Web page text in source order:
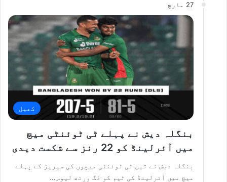
27 مارچ
کھیل
بنگلہ دیش نے پہلے ٹی ٹوئنٹی میچ
میں آئرلینڈ کو 22 رنز سے شکست دیدی
بنگلہ دیش نے تین ٹی ٹوئنٹی میچوں کی سیریز کے پہلے
میچ میں آئرلینڈ کی ٹیم کو ڈگ ورتھ لیوس…